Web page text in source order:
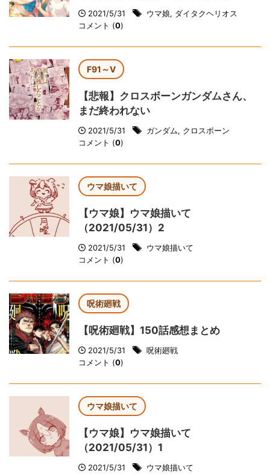
2021/5/31 ウマ娘, ダイタクヘリオス
コメント (0)
F91～V
【悲報】クロスボーンガンダムさん、
まだ終われない
2021/5/31 ガンダム, クロスボーン
コメント (0)
ウマ娘描いて
【ウマ娘】ウマ娘描いて
（2021/05/31）2
2021/5/31
ウマ娘描いて
コメント (0)
呪術廻戦
【呪術廻戦】150話感想まとめ
2021/5/31
呪術廻戦
コメント (0)
ウマ娘描いて
【ウマ娘】ウマ娘描いて
（2021/05/31）1
2021/5/31
ウマ娘描いて